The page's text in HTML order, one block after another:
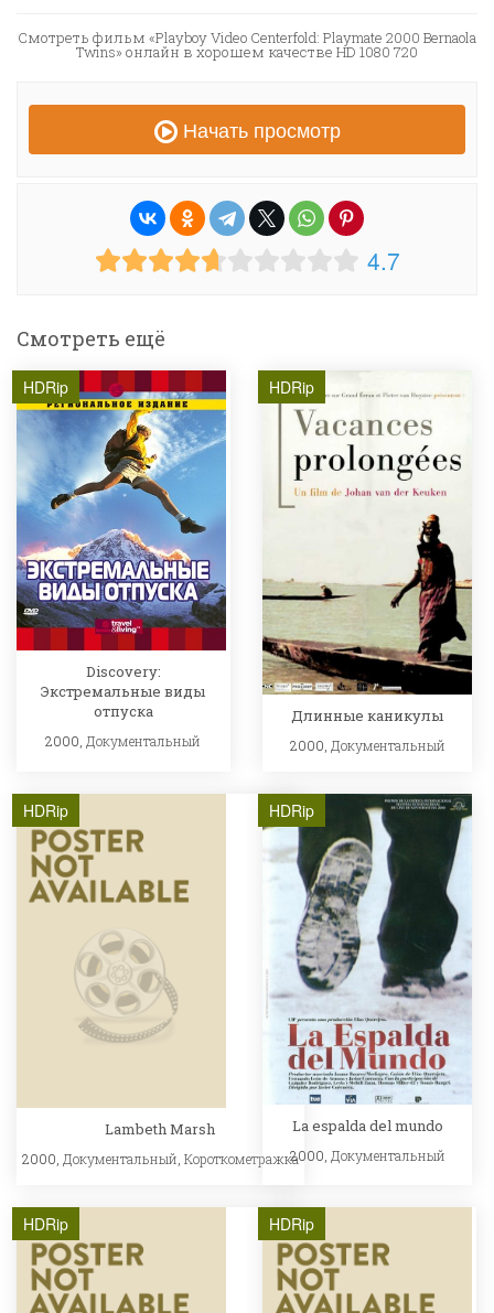
Смотреть фильм «Playboy Video Centerfold: Playmate 2000 Bernaola
Twins» онлайн в хорошем качестве HD 1080 720
Начать просмотр
4.7
Смотреть ещё
HDRip
Discovery:
Экстремальные виды
отпуска
2000, Документальный
HDRip
Длинные каникулы
2000, Документальный
HDRip
Lambeth Marsh
2000, Документальный Короткометражка
HDRip
La espalda del mundo
2000, Документальный
HDRip HDRip